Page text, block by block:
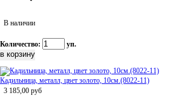
В наличии
Количество: уп.
Кадильница, металл, цвет золото, 10см.(8022-11)
3 185,00 руб